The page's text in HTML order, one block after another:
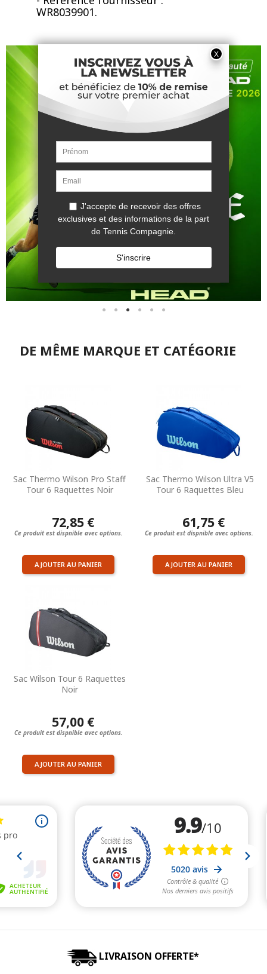
WR8039901.
DE MÊME MARQUE ET CATÉGORIE
Sac Thermo Wilson Pro Staff
Tour 6 Raquettes Noir
72,85 €
Ce produit est dispnible avec options.
AJOUTER AU PANIER
Sac Thermo Wilson Ultra V5
Tour 6 Raquettes Bleu
61,75 €
Ce produit est dispnible avec options.
AJOUTER AU PANIER
Sac Wilson Tour 6 Raquettes
Noir
57,00 €
Ce produit est dispnible avec options.
AJOUTER AU PANIER
LIVRAISON OFFERTE*